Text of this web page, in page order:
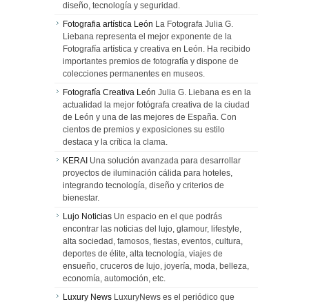
diseño, tecnología y seguridad.
Fotografia artística León La Fotografa Julia G.
Liebana representa el mejor exponente de la
Fotografía artística y creativa en León. Ha recibido
importantes premios de fotografía y dispone de
colecciones permanentes en museos.
Fotografía Creativa León Julia G. Liebana es en la
actualidad la mejor fotógrafa creativa de la ciudad
de León y una de las mejores de España. Con
cientos de premios y exposiciones su estilo
destaca y la crítica la clama.
KERAI Una solución avanzada para desarrollar
proyectos de iluminación cálida para hoteles,
integrando tecnología, diseño y criterios de
bienestar.
Lujo Noticias Un espacio en el que podrás
encontrar las noticias del lujo, glamour, lifestyle,
alta sociedad, famosos, fiestas, eventos, cultura,
deportes de élite, alta tecnología, viajes de
ensueño, cruceros de lujo, joyería, moda, belleza,
economía, automoción, etc.
Luxury News LuxuryNews es el periódico que